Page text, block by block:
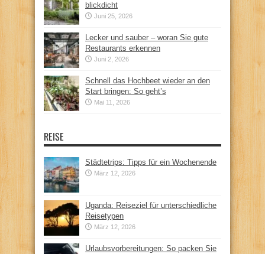
blickdicht
Juni 25, 2026
Lecker und sauber – woran Sie gute
Restaurants erkennen
Juni 2, 2026
Schnell das Hochbeet wieder an den
Start bringen: So geht’s
Mai 11, 2026
REISE
Städtetrips: Tipps für ein Wochenende
März 12, 2026
Uganda: Reiseziel für unterschiedliche
Reisetypen
März 12, 2026
Urlaubsvorbereitungen: So packen Sie